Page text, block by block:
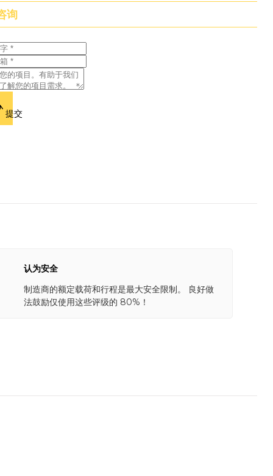
询
提交
认为安全
制造商的额定载荷和行程是最大安全限制。 良好做
法鼓励仅使用这些评级的 80%！